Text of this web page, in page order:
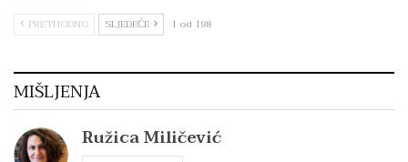
PRETHODNO SLJEDEĆE 1 od 198
MIŠLJENJA
Ružica Miličević